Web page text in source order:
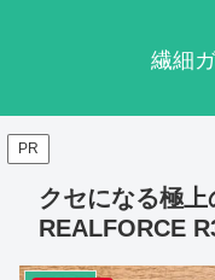
繊細
PR
クセになる極
REALFORCE